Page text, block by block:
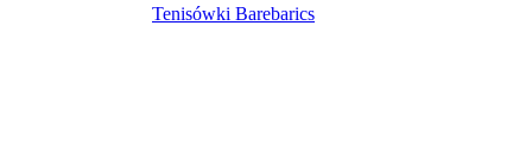
Tenisówki Barebarics